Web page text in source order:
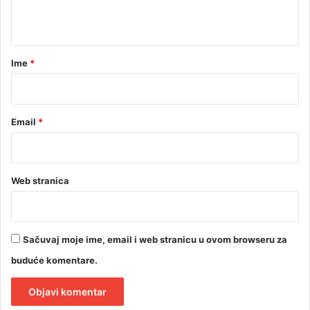
r
Ime *
Email *
Web stranica
Sačuvaj moje ime, email i web stranicu u ovom browseru za
buduće komentare.